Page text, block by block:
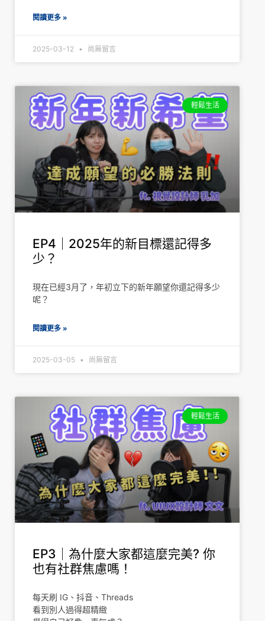
閱讀更多 »
2025-03-12 尚無留言
輕鬆生活
EP4｜2025年的新目標還記得多
少？
現在已經3月了，年初立下的新年願望你還記得多少
呢？
閱讀更多 »
2025-03-05 尚無留言
輕鬆生活
EP3｜為什麼大家都這麼完美? 你
也有社群焦慮嗎！
每天刷 IG、抖音、Threads
看到別人過得超精緻